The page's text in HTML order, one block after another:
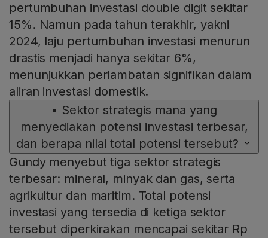
pertumbuhan investasi double digit sekitar
15%. Namun pada tahun terakhir, yakni
2024, laju pertumbuhan investasi menurun
drastis menjadi hanya sekitar 6%,
menunjukkan perlambatan signifikan dalam
aliran investasi domestik.
• Sektor strategis mana yang
menyediakan potensi investasi terbesar,
dan berapa nilai total potensi tersebut?
Gundy menyebut tiga sektor strategis
terbesar: mineral, minyak dan gas, serta
agrikultur dan maritim. Total potensi
investasi yang tersedia di ketiga sektor
tersebut diperkirakan mencapai sekitar Rp